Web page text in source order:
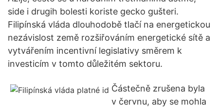
side i drugih bolesti koriste gecko gušteri.
Filipínská vláda dlouhodobě tlačí na energetickou
nezávislost země rozšiřováním energetické sítě a
vytvářením incentivní legislativy směrem k
investicím v tomto důležitém sektoru.
Částečně zrušena byla
v červnu, aby se mohla